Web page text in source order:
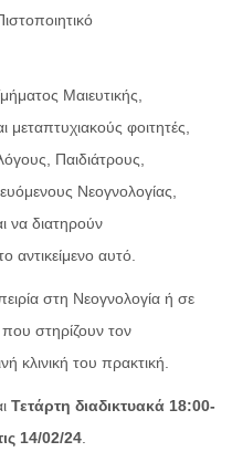
Μαιευτικής,
φοιτητές,
Παιδιάτρους,
Νεογνολογίας,
να διατηρούν
αντικείμενο αυτό.
στη Νεογνολογία ή σε
που στηρίζουν τον
κλινική του πρακτική.
Τετάρτη διαδικτυακά 18:00-
14/02/24